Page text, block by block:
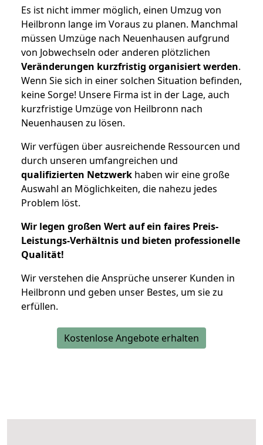
Es ist nicht immer möglich, einen Umzug von
Heilbronn lange im Voraus zu planen. Manchmal
müssen Umzüge nach Neuenhausen aufgrund
von Jobwechseln oder anderen plötzlichen
Veränderungen kurzfristig organisiert werden.
Wenn Sie sich in einer solchen Situation befinden,
keine Sorge! Unsere Firma ist in der Lage, auch
kurzfristige Umzüge von Heilbronn nach
Neuenhausen zu lösen.
Wir verfügen über ausreichende Ressourcen und
durch unseren umfangreichen und
qualifizierten Netzwerk haben wir eine große
Auswahl an Möglichkeiten, die nahezu jedes
Problem löst.
Wir legen großen Wert auf ein faires Preis-
Leistungs-Verhältnis und bieten professionelle
Qualität!
Wir verstehen die Ansprüche unserer Kunden in
Heilbronn und geben unser Bestes, um sie zu
erfüllen.
Kostenlose Angebote erhalten